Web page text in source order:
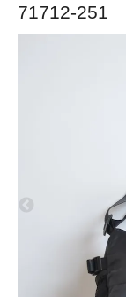
71712-251